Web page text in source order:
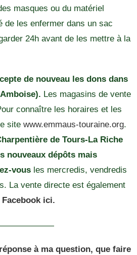
masques ou du matériel
de les enfermer dans un sac
24h avant de les mettre à la
de nouveau les dons dans
Les magasins de vente
connaître les horaires et les
site www.emmaus-touraine.org.
de Tours-La Riche
nouveaux dépôts mais
vous les mercredis, vendredis
La vente directe est également
ici.
à ma question, que faire